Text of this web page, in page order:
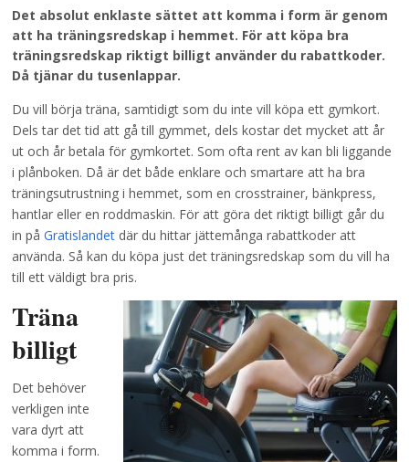
Det absolut enklaste sättet att komma i form är genom
att ha träningsredskap i hemmet. För att köpa bra
träningsredskap riktigt billigt använder du rabattkoder.
Då tjänar du tusenlappar.
Du vill börja träna, samtidigt som du inte vill köpa ett gymkort.
Dels tar det tid att gå till gymmet, dels kostar det mycket att år
ut och år betala för gymkortet. Som ofta rent av kan bli liggande
i plånboken. Då är det både enklare och smartare att ha bra
träningsutrustning i hemmet, som en crosstrainer, bänkpress,
hantlar eller en roddmaskin. För att göra det riktigt billigt går du
in påGratislandet där du hittar jättemånga rabattkoder att
använda. Så kan du köpa just det träningsredskap som du vill ha
till ett väldigt bra pris.
Träna
billigt
Det behöver
verkligen inte
vara dyrt att
komma i form.